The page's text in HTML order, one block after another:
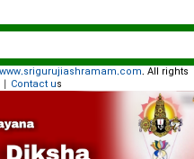
. All rights
Contact us